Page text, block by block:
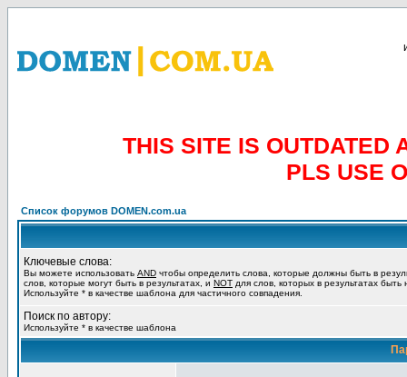
THIS SITE IS OUTDATED
PLS USE
Список форумов DOMEN.com.ua
Ключевые слова:
Вы можете использовать AND чтобы определить слова, которые должны быть в
слов, которые могут быть в результатах, и NOT для слов, которых в результатах
Используйте * в качестве шаблона для частичного совпадения.
Поиск по автору:
Используйте * в качестве шаблона